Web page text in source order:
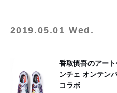
2019.05.01 Wed.
香取慎吾のアー
ンチェ オンテン
コラボ